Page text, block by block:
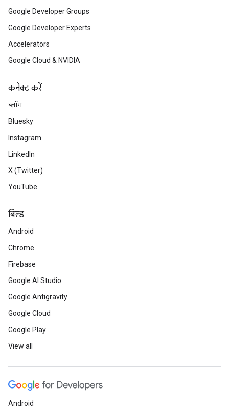
Google Developer Groups
Google Developer Experts
Accelerators
Google Cloud & NVIDIA
कनेक्ट करें
ब्लॉग
Bluesky
Instagram
LinkedIn
X (Twitter)
YouTube
बिल्ड
Android
Chrome
Firebase
Google AI Studio
Google Antigravity
Google Cloud
Google Play
View all
Android